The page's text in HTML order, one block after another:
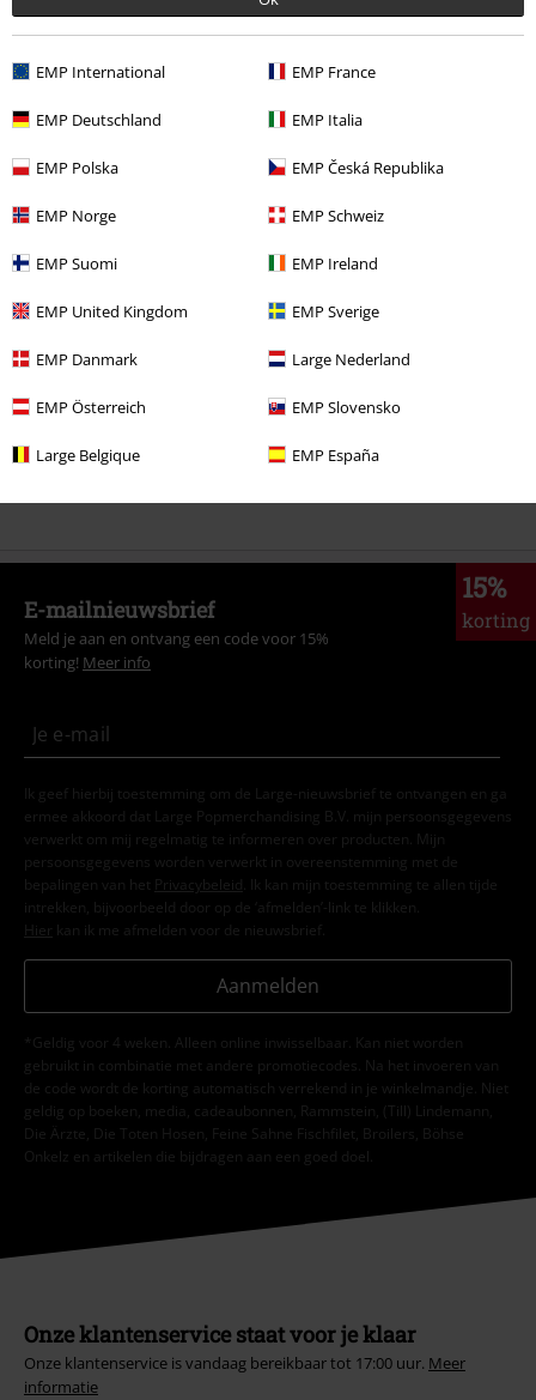
EMP International EMP France
EMP Deutschland EMP Italia
EMP Polska EMP Česká Republika
EMP Norge EMP Schweiz
EMP Suomi EMP Ireland
EMP United Kingdom EMP Sverige
EMP Danmark Large Nederland
EMP Österreich EMP Slovensko
Large Belgique EMP España
€ 26,99
Meer categorieën. Meer opties.
15%
korting
E-mailnieuwsbrief
Meld je aan en ontvang een code voor 15%
korting! Meer info
Ik geef hierbij toestemming om de Large-nieuwsbrief te ontvangen en ga
ermee akkoord dat Large Popmerchandising B.V. mijn persoonsgegevens
verwerkt om mij regelmatig te informeren over producten. Mijn
persoonsgegevens worden verwerkt in overeenstemming met de
bepalingen van het
Privacybeleid . Ik kan mijn toestemming te allen tijde
intrekken, bijvoorbeeld door op de ‘afmelden’-link te klikken.
Hier kan ik me afmelden voor de nieuwsbrief.
Aanmelden
*Geldig voor 4 weken. Alleen online inwisselbaar. Kan niet worden
gebruikt in combinatie met andere promotiecodes. Na het invoeren van
de code wordt de korting automatisch verrekend in je winkelmandje. Niet
geldig op boeken, media, cadeaubonnen, Rammstein, (Till) Lindemann,
Die Ärzte, Die Toten Hosen, Feine Sahne Fischfilet, Broilers, Böhse
Onkelz en artikelen die bijdragen aan een goed doel.
Onze klantenservice staat voor je klaar
Onze klantenservice is vandaag bereikbaar tot 17:00 uur. Meer
informatie